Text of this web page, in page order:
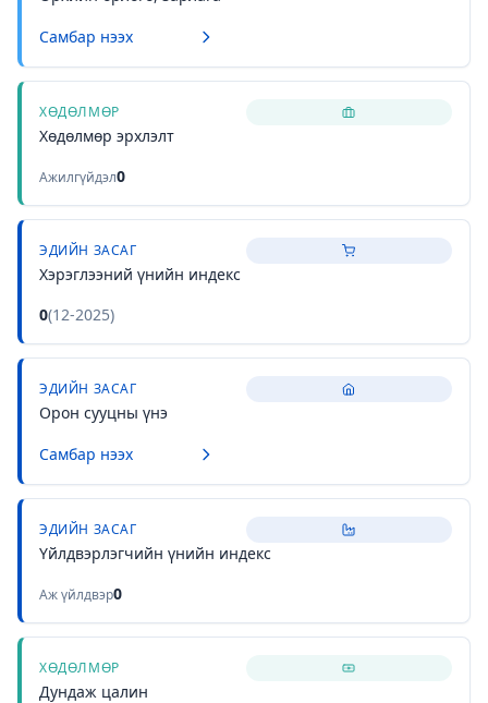
Самбар нээх
ХӨДӨЛМӨР
Хөдөлмөр эрхлэлт
Ажилгүйдэл0
ЭДИЙН ЗАСАГ
Хэрэглээний үнийн индекс
0(12-2025)
ЭДИЙН ЗАСАГ
Орон сууцны үнэ
Самбар нээх
ЭДИЙН ЗАСАГ
Үйлдвэрлэгчийн үнийн индекс
Аж үйлдвэр0
ХӨДӨЛМӨР
Дундаж цалин